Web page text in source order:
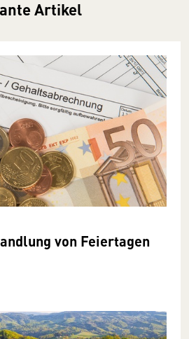
Artikel
von Feiertagen